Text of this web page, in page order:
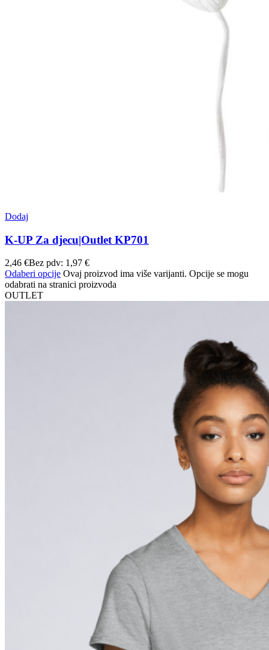
Dodaj
K-UP Za djecu|Outlet KP701
2,46 €Bez pdv: 1,97 €
Odaberi opcije Ovaj proizvod ima više varijanti. Opcije se mogu
odabrati na stranici proizvoda
OUTLET